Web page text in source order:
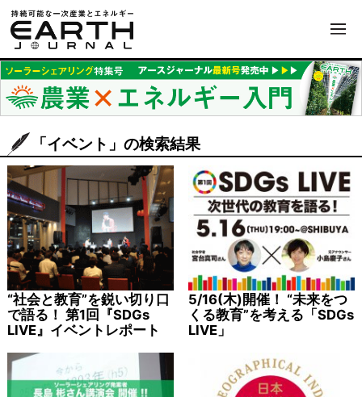
「イベント」の検索結果
“社会と教育”を鋭い切り口
で語る！ 第1回『SDGs
LIVE』イベントレポート
5/16(木)開催！ “未来をつ
くる教育”を考える「SDGs
LIVE」